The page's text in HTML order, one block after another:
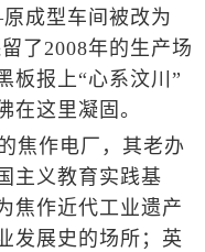
成型车间被改为
了2008年的生产场
板报上“心系汶川”
在这里凝固。
作电厂，其老办
主义教育实践基
焦作近代工业遗产
发展史的场所；英